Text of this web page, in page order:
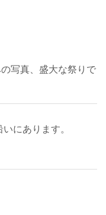
写真、盛大な祭りで
にあります。